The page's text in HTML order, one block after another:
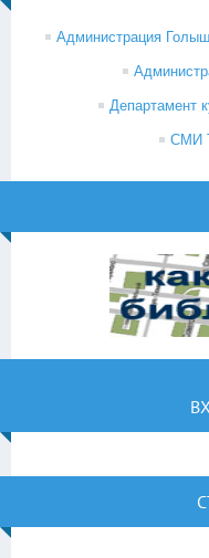
Администрация
Департамент
СМИ